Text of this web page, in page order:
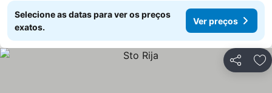
Selecione as datas para ver os preços
exatos.
Ver preços
Partilhar